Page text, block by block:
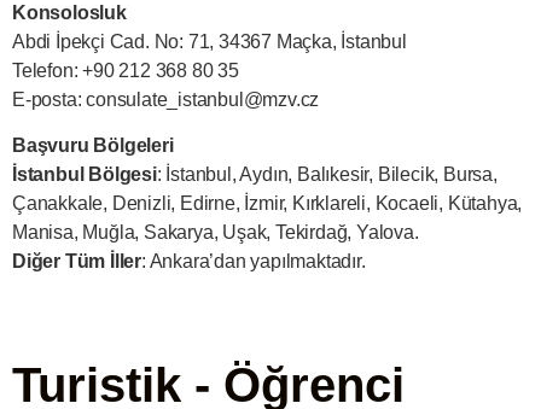
Konsolosluk
Abdi İpekçi Cad. No: 71, 34367 Maçka, İstanbul
Telefon: +90 212 368 80 35
E-posta:consulate_istanbul@mzv.cz
Başvuru Bölgeleri
İstanbul Bölgesi: İstanbul, Aydın, Balıkesir, Bilecik, Bursa,
Çanakkale, Denizli, Edirne, İzmir, Kırklareli, Kocaeli, Kütahya,
Manisa, Muğla, Sakarya, Uşak, Tekirdağ, Yalova.
Diğer Tüm İller: Ankara’dan yapılmaktadır.
Turistik - Öğrenci